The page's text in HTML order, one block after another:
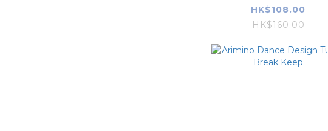
HK$108.00
HK$160.00